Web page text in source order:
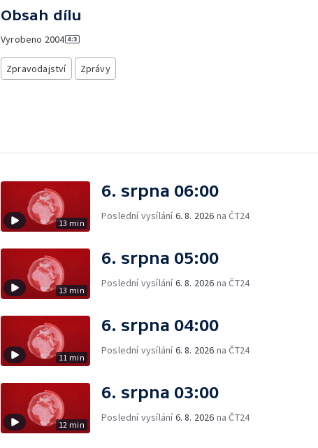
Obsah dílu
Vyrobeno 2004
Zpravodajství Zprávy
13 min
6. srpna 06:00
Poslední vysílání6. 8. 2026 na ČT24
13 min
6. srpna 05:00
Poslední vysílání6. 8. 2026 na ČT24
11 min
6. srpna 04:00
Poslední vysílání6. 8. 2026 na ČT24
12 min
6. srpna 03:00
Poslední vysílání6. 8. 2026 na ČT24